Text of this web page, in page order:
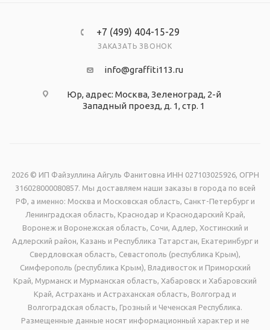
+7 (499) 404-15-29
ЗАКАЗАТЬ ЗВОНОК
info@graffiti113.ru
Юр, адрес: Москва, Зеленоград, 2-й
Западный проезд, д. 1, стр. 1
2026 © ИП Файзуллина Айгуль Фанитовна ИНН 027103025926, ОГРН
316028000080857. Мы доставляем наши заказы в города по всей
РФ, а именно: Москва и Московская область, Санкт-Петербург и
Ленинградская область, Краснодар и Краснодарский Край,
Воронеж и Воронежская область, Сочи, Адлер, Хостинский и
Адлерский район, Казань и Республика Татарстан, Екатеринбург и
Свердловская область, Севастополь (республика Крым),
Симферополь (республика Крым), Владивосток и Приморский
Край, Мурманск и Мурманская область, Хабаровск и Хабаровский
Край, Астрахань и Астраханская область, Волгоград и
Волгоградская область, Грозный и Чеченская Республика.
Размещенные данные носят информационный характер и не